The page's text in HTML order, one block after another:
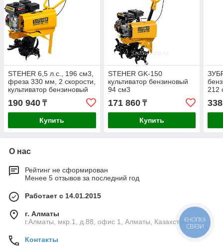
STEHER 6,5 л.с., 196 см3,
фреза 330 мм, 2 скорости,
культиватор бензиновый
190 940 ₸
Купить
STEHER GK-150
культиватор бензиновый
94 см3
171 860₸
Купить
212
О нас
Рейтинг не сформирован
Менее 5 отзывов за последний год
Работает с 14.01.2015
г. Алматы
г.Алматы, мкр.1, д.88, офис 1, Алматы, Казахстан
Контакты
КНОПКА
СВЯЗИ